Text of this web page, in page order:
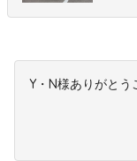
Y・N様ありがとう